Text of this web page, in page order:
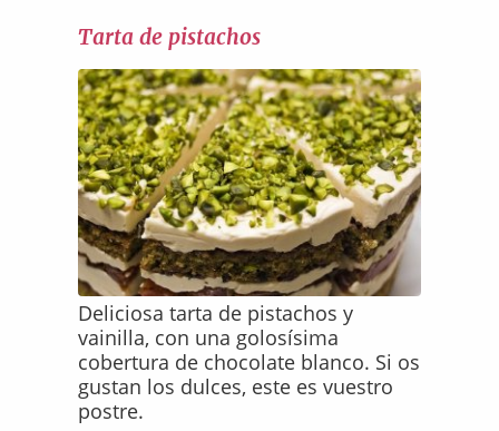
Tarta de pistachos
Deliciosa tarta de pistachos y
vainilla, con una golosísima
cobertura de chocolate blanco. Si os
gustan los dulces, este es vuestro
postre.